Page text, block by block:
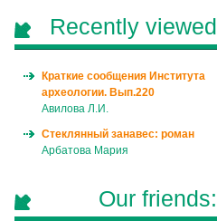
Recently viewed
Краткие сообщения Института
археологии. Вып.220
Авилова Л.И.
Стеклянный занавес: роман
Арбатова Мария
Our friends: